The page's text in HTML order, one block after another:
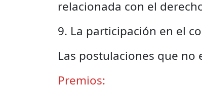
relacionada con el
9. La participación en el
Las postulaciones que no
Premios: